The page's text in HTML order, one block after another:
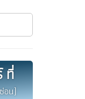
ที่
อน)